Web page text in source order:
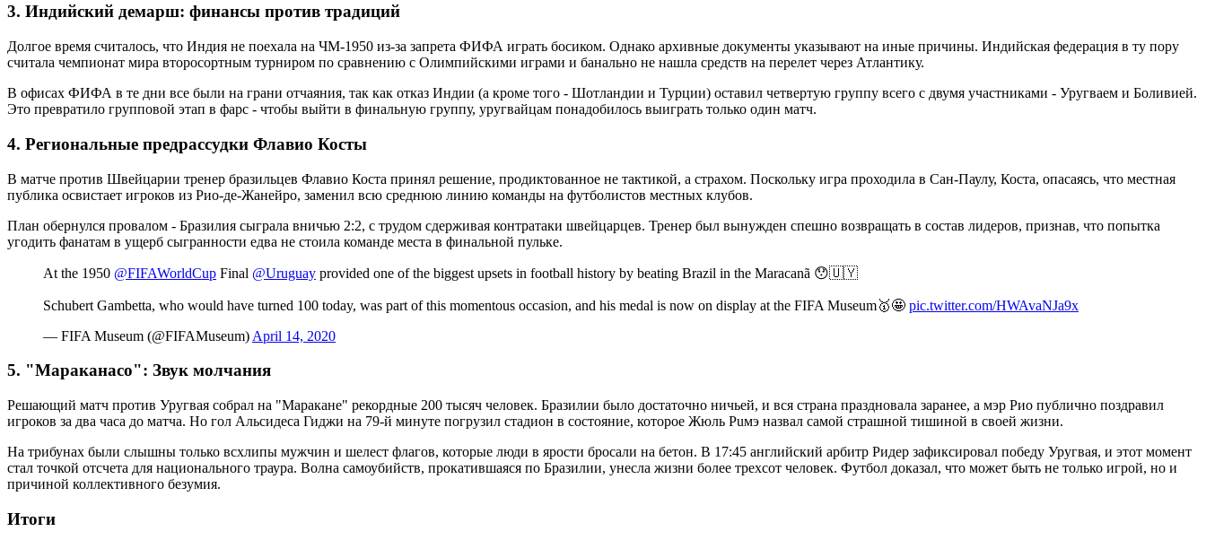
3. Индийский демарш: финансы против традиций
Долгое время считалось, что Индия не поехала на ЧМ-1950 из-за запрета ФИФА играть босиком. Однако архивные документы указывают на иные причины. Индийская федерация в ту пору
считала чемпионат мира второсортным турниром по сравнению с Олимпийскими играми и банально не нашла средств на перелет через Атлантику.
В офисах ФИФА в те дни все были на грани отчаяния, так как отказ Индии (а кроме того - Шотландии и Турции) оставил четвертую группу всего с двумя участниками - Уругваем и Боливией.
Это превратило групповой этап в фарс - чтобы выйти в финальную группу, уругвайцам понадобилось выиграть только один матч.
4. Региональные предрассудки Флавио Косты
В матче против Швейцарии тренер бразильцев Флавио Коста принял решение, продиктованное не тактикой, а страхом. Поскольку игра проходила в Сан-Паулу, Коста, опасаясь, что местная
публика освистает игроков из Рио-де-Жанейро, заменил всю среднюю линию команды на футболистов местных клубов.
План обернулся провалом - Бразилия сыграла вничью 2:2, с трудом сдерживая контратаки швейцарцев. Тренер был вынужден спешно возвращать в состав лидеров, признав, что попытка
угодить фанатам в ущерб сыгранности едва не стоила команде места в финальной пульке.
At the 1950 @FIFAWorldCup Final @Uruguay provided one of the biggest upsets in football history by beating Brazil in the Maracanã 😯🇺🇾
Schubert Gambetta, who would have turned 100 today, was part of this momentous occasion, and his medal is now on display at the FIFA Museum🥇🤩 pic.twitter.com/HWAvaNJa9x
— FIFA Museum (@FIFAMuseum) April 14, 2020
5. "Мараканасо": Звук молчания
Решающий матч против Уругвая собрал на "Маракане" рекордные 200 тысяч человек. Бразилии было достаточно ничьей, и вся страна праздновала заранее, а мэр Рио публично поздравил
игроков за два часа до матча. Но гол Альсидеса Гиджи на 79-й минуте погрузил стадион в состояние, которое Жюль Puмэ назвал самой страшной тишиной в своей жизни.
На трибунах были слышны только всхлипы мужчин и шелест флагов, которые люди в ярости бросали на бетон. В 17:45 английский арбитр Ридер зафиксировал победу Уругвая, и этот момент
стал точкой отсчета для национального траура. Волна самоубийств, прокатившаяся по Бразилии, унесла жизни более трехсот человек. Футбол доказал, что может быть не только игрой, но и
причиной коллективного безумия.
Итоги